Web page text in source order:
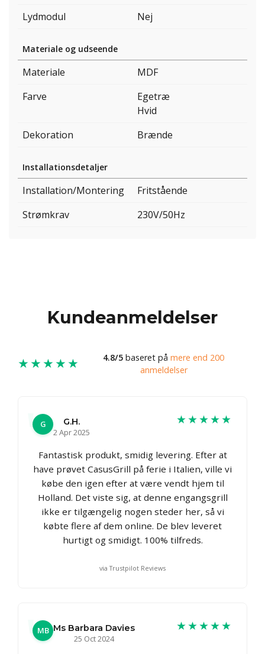
Lydmodul
Nej
Materiale og udseende
Materiale
MDF
Farve
Egetræ
Hvid
Dekoration
Brænde
Installationsdetaljer
Installation/Montering
Fritstående
Strømkrav
230V/50Hz
Kundeanmeldelser
★★★★★ 4.8/5 baseret på mere end 200
anmeldelser
G
G.H.
2 Apr 2025
★★★★★
Fantastisk produkt, smidig levering. Efter at
have prøvet CasusGrill på ferie i Italien, ville vi
købe den igen efter at være vendt hjem til
Holland. Det viste sig, at denne engangsgrill
ikke er tilgængelig nogen steder her, så vi
købte flere af dem online. De blev leveret
hurtigt og smidigt. 100% tilfreds.
via Trustpilot Reviews
MB Ms Barbara Davies
25 Oct 2024
★★★★★